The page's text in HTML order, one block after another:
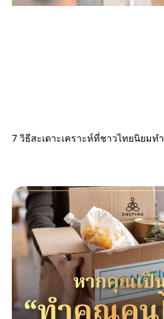
7 วิธีสะเดาะเคราะห์ที่ชาวไทยนิยมทำ